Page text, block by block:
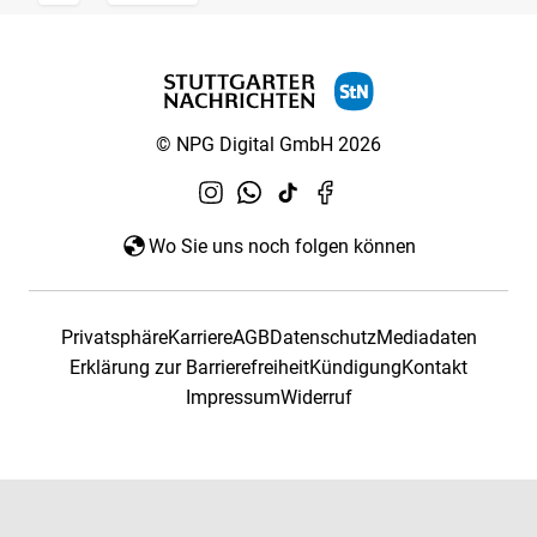
© NPG Digital GmbH 2026
Wo Sie uns noch folgen können
PrivatsphäreKarriereAGBDatenschutzMediadaten
Erklärung zur BarrierefreiheitKündigungKontakt
ImpressumWiderruf